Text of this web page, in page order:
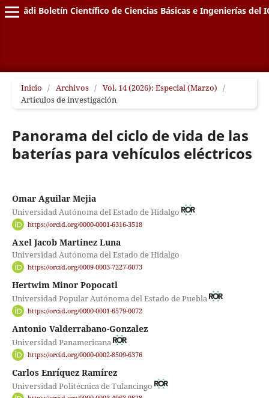
Pädi Boletín Científico de Ciencias Básicas e Ingenierías del
Inicio / Archivos / Vol. 14 (2026): Especial (Marzo) /
Artículos de investigación
Panorama del ciclo de vida de las
baterías para vehículos eléctricos
Omar Aguilar Mejia
Universidad Autónoma del Estado de Hidalgo
https://orcid.org/0000-0001-6316-3518
Axel Jacob Martinez Luna
Universidad Autónoma del Estado de Hidalgo
https://orcid.org/0009-0003-7227-6073
Hertwim Minor Popocatl
Universidad Popular Autónoma del Estado de Puebla
https://orcid.org/0000-0001-6579-0072
Antonio Valderrabano-Gonzalez
Universidad Panamericana
https://orcid.org/0000-0002-8509-6376
Carlos Enríquez Ramírez
Universidad Politécnica de Tulancingo